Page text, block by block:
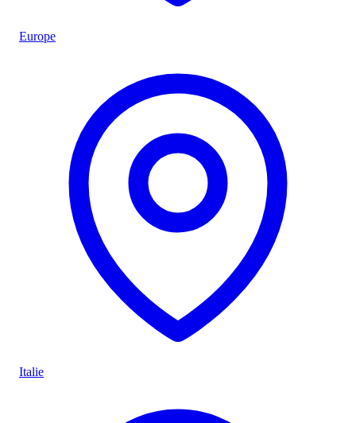
Europe
Italie